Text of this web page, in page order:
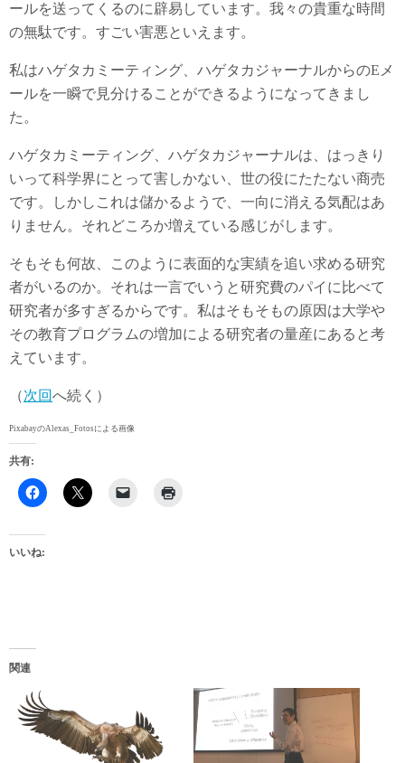
ールを送ってくるのに辟易しています。我々の貴重な時間
の無駄です。すごい害悪といえます。
私はハゲタカミーティング、ハゲタカジャーナルからのEメ
ールを一瞬で見分けることができるようになってきまし
た。
ハゲタカミーティング、ハゲタカジャーナルは、はっきり
いって科学界にとって害しかない、世の役にたたない商売
です。しかしこれは儲かるようで、一向に消える気配はあ
りません。それどころか増えている感じがします。
そもそも何故、このように表面的な実績を追い求める研究
者がいるのか。それは一言でいうと研究費のパイに比べて
研究者が多すぎるからです。私はそもそもの原因は大学や
その教育プログラムの増加による研究者の量産にあると考
えています。
（次回へ続く）
PixabayのAlexas_Fotosによる画像
共有:
いいね:
関連